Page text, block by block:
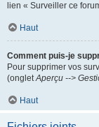
lien « Surveiller ce
Haut
Comment puis-je
Pour supprimer vos
(ongletAperçu -->
Haut